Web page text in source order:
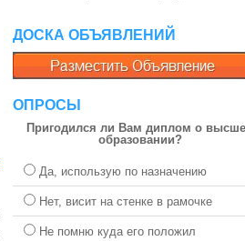
ДОСКА ОБЪЯВЛЕНИЙ
ОПРОСЫ
Пригодился ли Вам диплом о
образовании?
Да, использую по назначению
Нет, висит на стенке в рамочке
Не помню куда его положил